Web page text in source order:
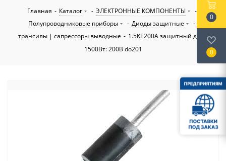
Главная - Каталог - ЭЛЕКТРОННЫЕ КОМПОНЕНТЫ
-
Полупроводниковые приборы
- Диоды защитные
-
трансилы | сапрессоры выводные - 1.5KE200A защитный диод
1500Вт: 200В do201
0
0